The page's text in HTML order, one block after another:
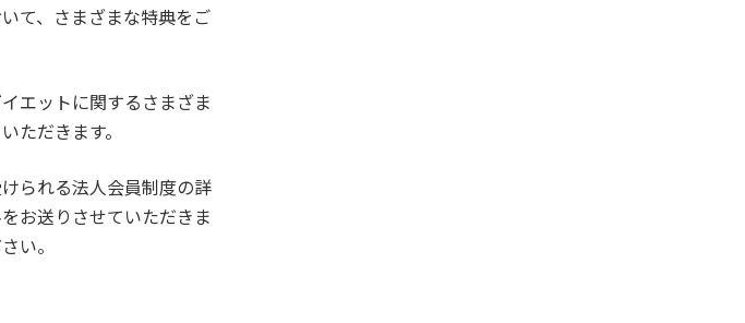
て、さまざまな特典をご
エットに関するさまざま
ただきます。
られる法人会員制度の詳
お送りさせていただきま
い。